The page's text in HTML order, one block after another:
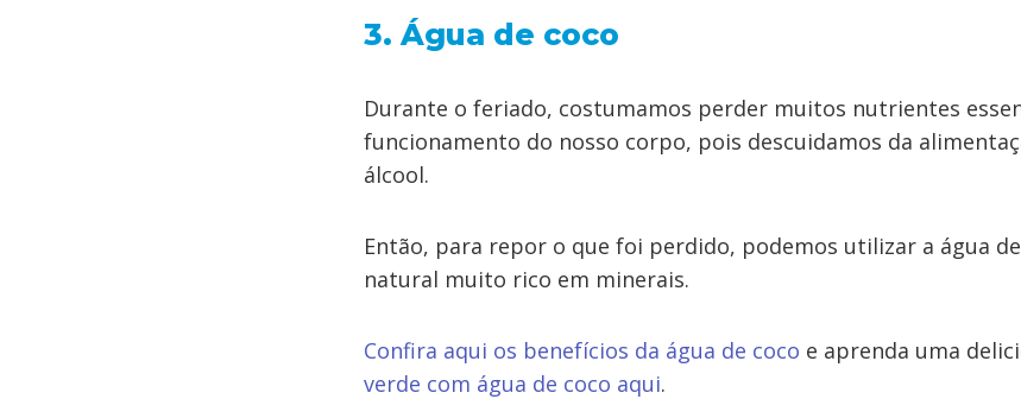
3. Água de coco
Durante o feriado, costumamos perder muitos nutrientes
funcionamento do nosso corpo, pois descuidamos da
álcool.
Então, para repor o que foi perdido, podemos utilizar a água
natural muito rico em minerais.
Confira aqui os benefícios da água de coco e aprenda uma
verde com água de coco aqui.